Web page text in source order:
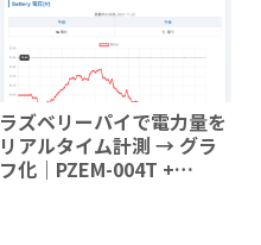
ラズベリーパイで電力量を
リアルタイム計測 → グラ
フ化｜PZEM-004T +